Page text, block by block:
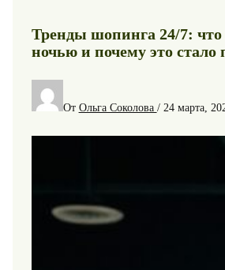
Тренды шопинга 24/7:
ночью и почему это
От Ольга Соколова / 24 марта,